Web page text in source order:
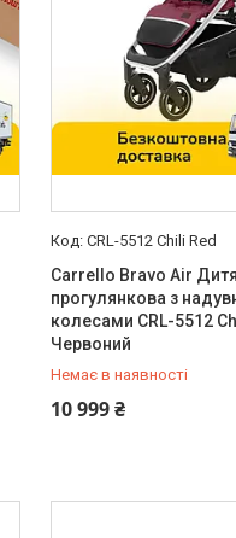
CRL-5512 Chili Red
Carrello Bravo Air
прогулянкова з
колесами CRL-5512
Червоний
Немає в наявності
10 999 ₴
0 (800) 33-98-35